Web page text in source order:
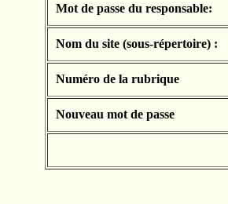
Mot de passe du responsable:
Nom du site (sous-répertoire) :
Numéro de la rubrique
Nouveau mot de passe